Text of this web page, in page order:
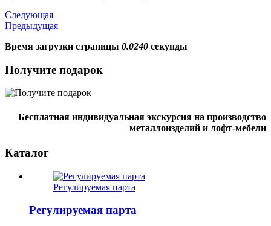
Следующая
Предыдущая
Время загрузки страницы 0.0240 секунды
Получите подарок
Бесплатная индивидуальная экскурсия на производство
металлоизделий и лофт-мебели
Каталог
Регулируемая парта
Регулируемая парта